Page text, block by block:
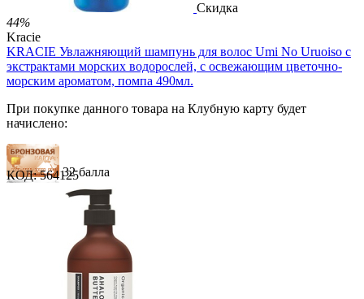
Скидка
44%
Kracie
KRACIE Увлажняющий шампунь для волос Umi No Uruoiso с
экстрактами морских водорослей, с освежающим цветочно-
морским ароматом, помпа 490мл.
При покупке данного товара на Клубную карту будет
начислено:
32 балла
49 баллов
81 балл
724.00 Р
за 1.00 мл
Нет в наличии
 
КОД: 564125